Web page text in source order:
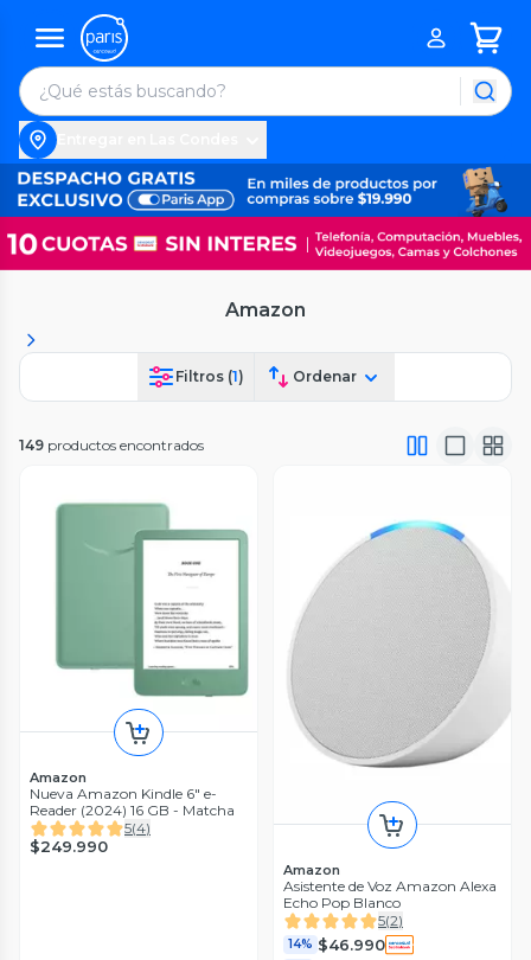
Amazon
Filtros (1) Ordenar
149 productos encontrados
Amazon
Nueva Amazon Kindle 6" e-
Reader (2024) 16 GB - Matcha
5(4)
$249.990
Amazon
Asistente de Voz Amazon Alexa
Echo Pop Blanco
5(2)
14% $46.990